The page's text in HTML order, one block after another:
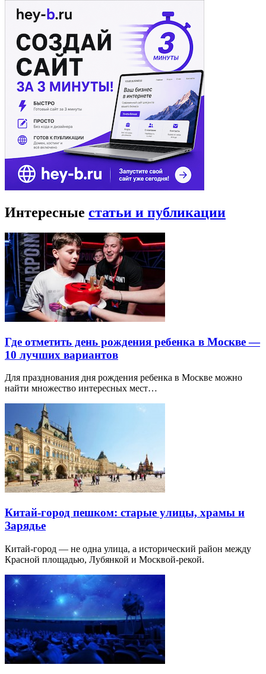
Интересные статьи и публикации
Где отметить день рождения ребенка в Москве —
10 лучших вариантов
Для празднования дня рождения ребенка в Москве можно
найти множество интересных мест…
Китай-город пешком: старые улицы, храмы и
Зарядье
Китай-город — не одна улица, а исторический район между
Красной площадью, Лубянкой и Москвой-рекой.